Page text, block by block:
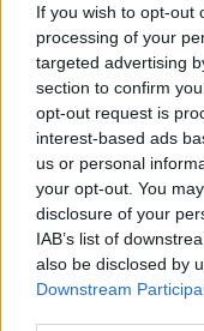
If you wish to opt-out
processing of your
targeted advertising
section to confirm
opt-out request is
interest-based ads
us or personal
your opt-out. You
disclosure of your
IAB’s list of
also be disclosed by
Downstream
που κερδίζει όλο
13:46
Παλαιό Φάληρο:
ρωσόφωνης μαφίας
13:43
Κρήτη: Ο πολύ
απαγορεύσεις σε